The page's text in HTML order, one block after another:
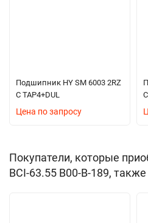
Подшипник HY SM 6003 2RZ
C TAP4+DUL
Цена по запросу
Покупатели, которые
BCI-63.55 B00-B-189,